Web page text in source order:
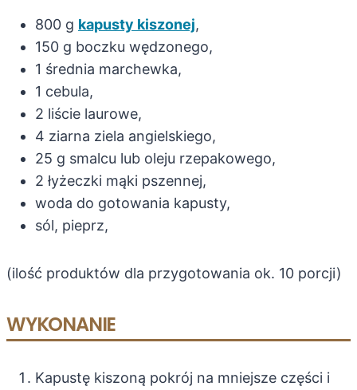
800 g kapusty kiszonej,
150 g boczku wędzonego,
1 średnia marchewka,
1 cebula,
2 liście laurowe,
4 ziarna ziela angielskiego,
25 g smalcu lub oleju rzepakowego,
2 łyżeczki mąki pszennej,
woda do gotowania kapusty,
sól, pieprz,
(ilość produktów dla przygotowania ok. 10 porcji)
WYKONANIE
Kapustę kiszoną pokrój na mniejsze części i